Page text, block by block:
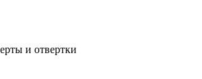
и отвертки